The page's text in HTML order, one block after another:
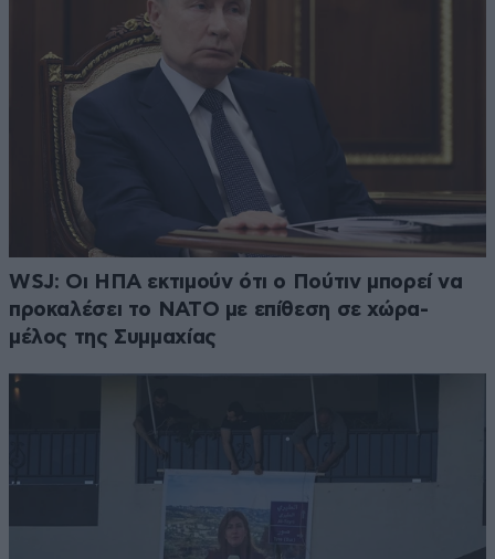
WSJ: Οι ΗΠΑ εκτιμούν ότι ο Πούτιν μπορεί να
προκαλέσει το ΝΑΤΟ με επίθεση σε χώρα-
μέλος της Συμμαχίας